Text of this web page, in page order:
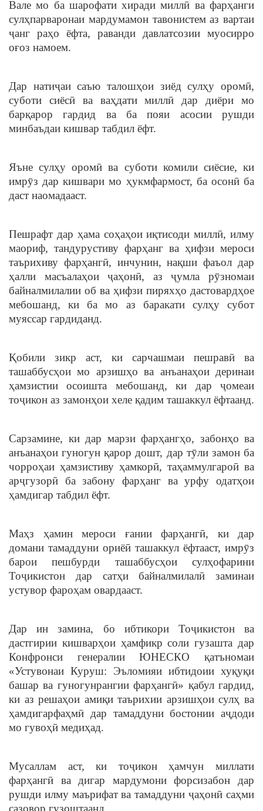
Вале мо ба шарофати хиради миллӣ ва фарҳанги
сулҳпарваронаи мардумамон тавонистем аз вартаи
ҷанг раҳо ёфта, раванди давлатсозии муосирро
оғоз намоем.
Дар натиҷаи саъю талошҳои зиёд сулҳу оромӣ,
суботи сиёсӣ ва ваҳдати миллӣ дар диёри мо
барқарор гардид ва ба пояи асосии рушди
минбаъдаи кишвар табдил ёфт.
Яъне сулҳу оромӣ ва суботи комили сиёсие, ки
имрӯз дар кишвари мо ҳукмфармост, ба осонӣ ба
даст наомадааст.
Пешрафт дар ҳама соҳаҳои иқтисоди миллӣ, илму
маориф, тандурустиву фарҳанг ва ҳифзи мероси
таърихиву фарҳангӣ, инчунин, нақши фаъол дар
ҳалли масъалаҳои ҷаҳонӣ, аз ҷумла рӯзномаи
байналмилалии об ва ҳифзи пиряхҳо дастовардҳое
мебошанд, ки ба мо аз баракати сулҳу субот
муяссар гардиданд.
Қобили зикр аст, ки сарчашмаи пешравӣ ва
ташаббусҳои мо арзишҳо ва анъанаҳои деринаи
ҳамзистии осоишта мебошанд, ки дар ҷомеаи
тоҷикон аз замонҳои хеле қадим ташаккул ёфтаанд.
Сарзамине, ки дар марзи фарҳангҳо, забонҳо ва
анъанаҳои гуногун қарор дошт, дар тӯли замон ба
чорроҳаи ҳамзистиву ҳамкорӣ, таҳаммулгароӣ ва
арҷгузорӣ ба забону фарҳанг ва урфу одатҳои
ҳамдигар табдил ёфт.
Маҳз ҳамин мероси ғании фарҳангӣ, ки дар
домани тамаддуни ориёӣ ташаккул ёфтааст, имрӯз
барои пешбурди ташаббусҳои сулҳофарини
Тоҷикистон дар сатҳи байналмилалӣ заминаи
устувор фароҳам овардааст.
Дар ин замина, бо ибтикори Тоҷикистон ва
дастгирии кишварҳои ҳамфикр соли гузашта дар
Конфронси генералии ЮНЕСКО қатъномаи
«Устувонаи Куруш: Эъломияи ибтидоии хуқуқи
башар ва гуногунрангии фарҳангӣ» қабул гардид,
ки аз решаҳои амиқи таърихии арзишҳои сулҳ ва
ҳамдигарфаҳмӣ дар тамаддуни бостонии аҷдоди
мо гувоҳӣ медиҳад.
Мусаллам аст, ки тоҷикон ҳамчун миллати
фарҳангӣ ва дигар мардумони форсизабон дар
рушди илму маърифат ва тамаддуни ҷаҳонӣ саҳми
сазовор гузоштаанд.